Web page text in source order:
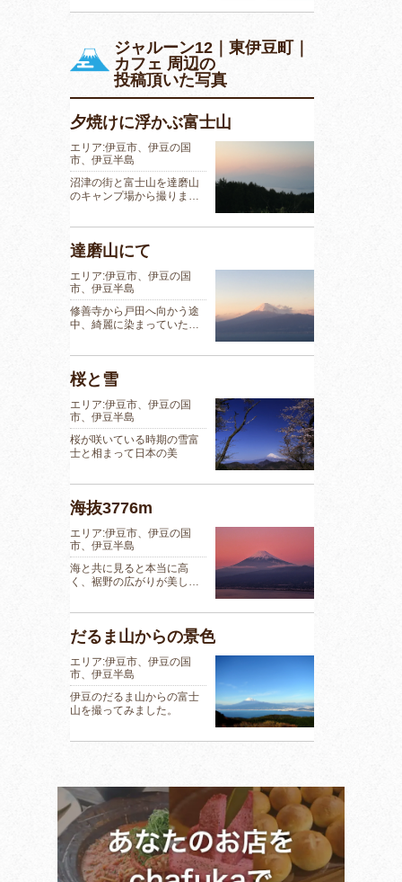
ジャルーン12｜東伊豆町｜
カフェ 周辺の
投稿頂いた写真
夕焼けに浮かぶ富士山
エリア:伊豆市、伊豆の国
市、伊豆半島
沼津の街と富士山を達磨山
のキャンプ場から撮りま…
達磨山にて
エリア:伊豆市、伊豆の国
市、伊豆半島
修善寺から戸田へ向かう途
中、綺麗に染まっていた…
桜と雪
エリア:伊豆市、伊豆の国
市、伊豆半島
桜が咲いている時期の雪富
士と相まって日本の美
海抜3776m
エリア:伊豆市、伊豆の国
市、伊豆半島
海と共に見ると本当に高
く、裾野の広がりが美し…
だるま山からの景色
エリア:伊豆市、伊豆の国
市、伊豆半島
伊豆のだるま山からの富士
山を撮ってみました。